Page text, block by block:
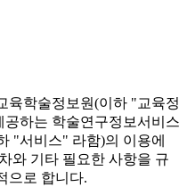
육학술정보원(이하 "교육정
공하는 학술연구정보서비스
"서비스" 라함)의 이용에
와 기타 필요한 사항을 규
으로 합니다.